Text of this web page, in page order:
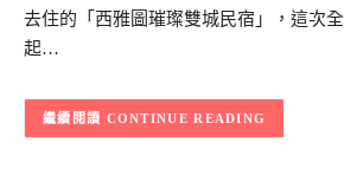
去住的「西雅圖璀璨雙城民宿」，這次
起…
CONTINUE READING